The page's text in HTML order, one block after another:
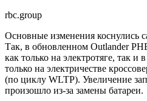
rbc.group
Основные изменения коснулись
Так, в обновленном Outlander
как только на электротяге, так
только на электричестве
(по циклу WLTP). Увеличение
произошло из-за замены батареи.